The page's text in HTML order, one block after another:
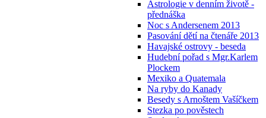
Astrologie v denním životě -
přednáška
Noc s Andersenem 2013
Pasování dětí na čtenáře 2013
Havajské ostrovy - beseda
Hudební pořad s Mgr.Karlem
Plockem
Mexiko a Quatemala
Na ryby do Kanady
Besedy s Arnoštem Vašíčkem
Stezka po pověstech